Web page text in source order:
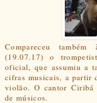
Compareceu
(19.07.17) o
oficial, que assumiu a
cifras musicais, a partir
violão. O cantor Ciribá
de músicos.